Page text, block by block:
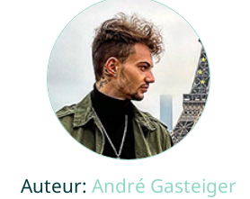
Auteur: André Gasteiger